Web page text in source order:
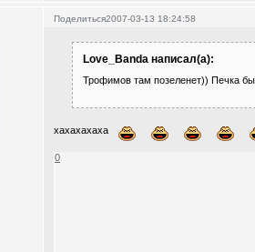
Поделиться2007-03-13 18:24:58
Love_Banda написал(а):
Трофимов там позеленет)) Печка
хахахахаха
0